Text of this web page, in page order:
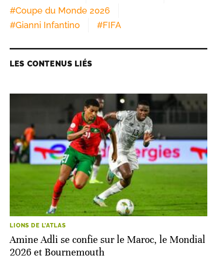
#Coupe du Monde 2026
#Gianni Infantino #FIFA
LES CONTENUS LIÉS
LIONS DE L'ATLAS
Amine Adli se confie sur le Maroc, le Mondial
2026 et Bournemouth